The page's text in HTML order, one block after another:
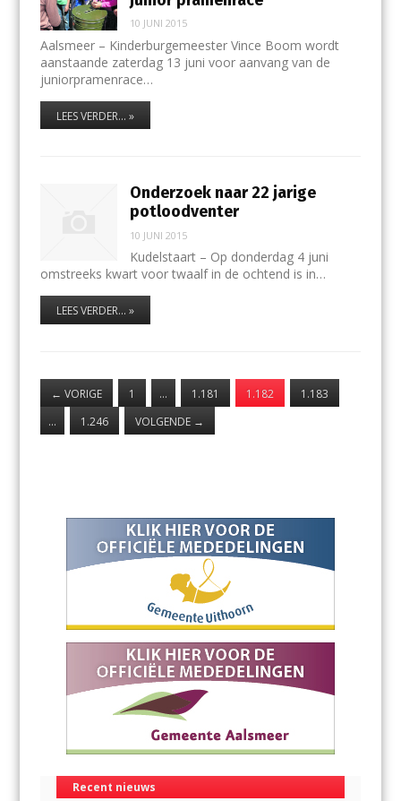
10 JUNI 2015
Aalsmeer – Kinderburgemeester Vince Boom wordt
aanstaande zaterdag 13 juni voor aanvang van de
juniorpramenrace…
LEES VERDER... »
Onderzoek naar 22 jarige
potloodventer
10 JUNI 2015
Kudelstaart – Op donderdag 4 juni
omstreeks kwart voor twaalf in de ochtend is in…
LEES VERDER... »
← VORIGE 1 … 1.181 1.182
1.183
…
1.246 VOLGENDE →
Recent nieuws